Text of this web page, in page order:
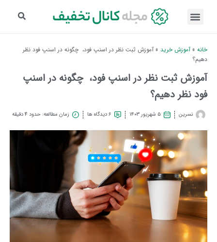
خانه » آموزش خرید » آموزش ثبت نظر در اسنپ فود، چگونه در اسنپ فود نظر
دهیم؟
آموزش ثبت نظر در اسنپ فود، چگونه در اسنپ
فود نظر دهیم؟
نسرین ۵ شهریور ۱۴۰۳ 6 دیدگاه ها زمان مطالعه: حدود 4 دقیقه